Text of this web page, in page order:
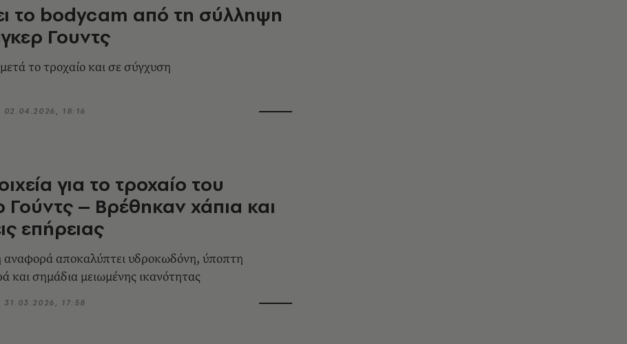
το bodycam από τη σύλληψη
Γουντς
το τροχαίο και σε σύγχυση
02.04.2026, 18:16
για το τροχαίο του
Γούντς – Βρέθηκαν χάπια και
επήρειας
αναφορά αποκαλύπτει υδροκωδόνη, ύποπτη
και σημάδια μειωμένης ικανότητας
31.03.2026, 17:58